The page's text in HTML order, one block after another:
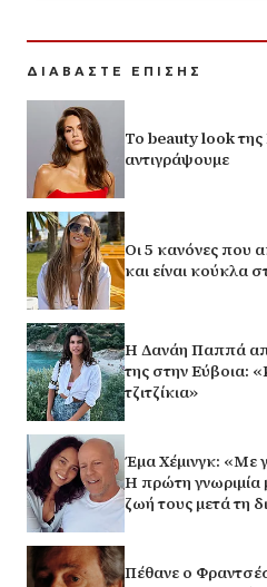
ΔΙΑΒΑΣΤΕ ΕΠΙΣΗΣ
Το beauty look
αντιγράψουμε
Οι 5 κανόνες που
και είναι κούκλα
Η Δανάη Παππά
της στην Εύβοια:
τζιτζίκια»
Έμα Χέμινγκ: «Με
Η πρώτη γνωριμία
ζωή τους μετά τη
Πέθανε ο